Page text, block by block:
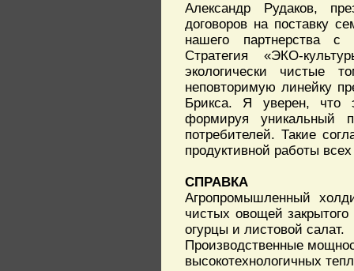
Александр Рудаков,
договоров на поставку
нашего партнерства с
Стратегия «ЭКО-
экологически чистые
неповторимую линейку
Брикса. Я уверен, что
формируя уникальный
потребителей. Такие
продуктивной работы
СПРАВКА
Агропромышленный
чистых овощей
огурцы и листовой салат.
Производственные
высокотехнологичных